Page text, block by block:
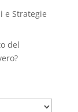
e Strategie
del